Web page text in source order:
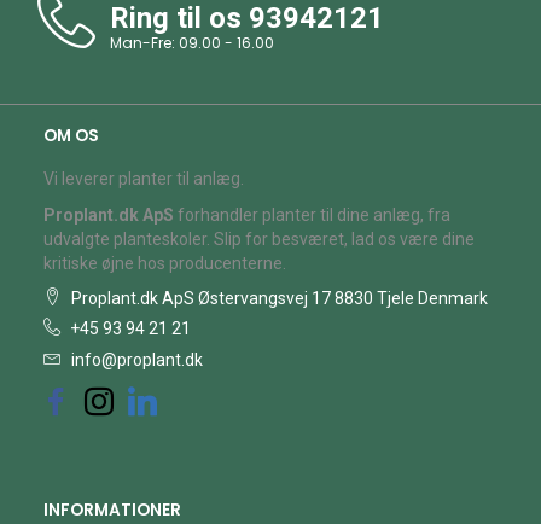
Ring til os 93942121
Man-Fre: 09.00 - 16.00
OM OS
Vi leverer planter til anlæg.
Proplant.dk ApS forhandler planter til dine anlæg, fra
udvalgte planteskoler. Slip for besværet, lad os være dine
kritiske øjne hos producenterne.
Proplant.dk ApS Østervangsvej 17 8830 Tjele Denmark
+45 93 94 21 21
info@proplant.dk
INFORMATIONER